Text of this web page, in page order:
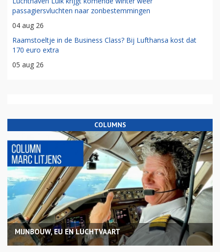
passagiersvluchten naar zonbestemmingen
04 aug 26
Raamstoeltje in de Business Class? Bij Lufthansa kost dat
170 euro extra
05 aug 26
COLUMNS
MIJNBOUW, EU EN LUCHTVAART